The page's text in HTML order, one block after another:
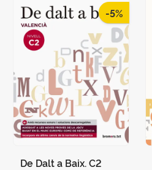
-5%
De Dalt a Baix. C2